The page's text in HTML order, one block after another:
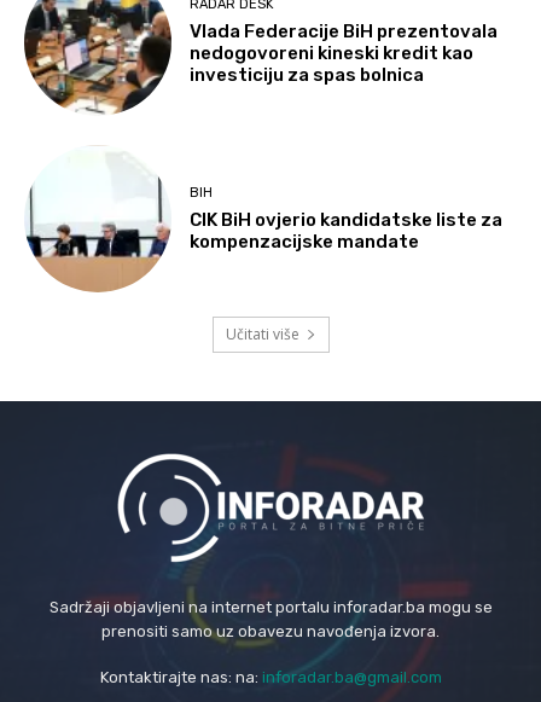
RADAR DESK
Vlada Federacije BiH prezentovala
nedogovoreni kineski kredit kao
investiciju za spas bolnica
BIH
CIK BiH ovjerio kandidatske liste za
kompenzacijske mandate
Učitati više
Sadržaji objavljeni na internet portalu inforadar.ba mogu se
prenositi samo uz obavezu navođenja izvora.
Kontaktirajte nas: na: inforadar.ba@gmail.com